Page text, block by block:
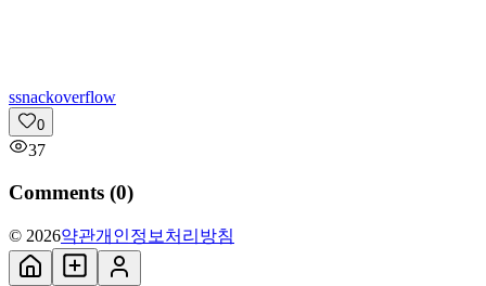
ssnackoverflow
0
37
Comments (0)
© 2026약관개인정보처리방침